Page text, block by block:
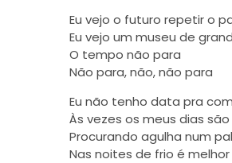
Eu vejo o futuro repetir o
Eu vejo um museu de
O tempo não para
Não para, não, não para
Eu não tenho data pra
Às vezes os meus dias
Procurando agulha num
Nas noites de frio é